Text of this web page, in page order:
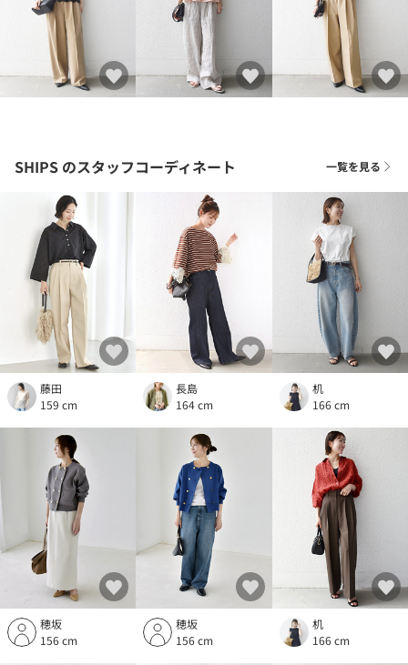
SHIPS のスタッフコーディネート 一覧を見る
藤田
159 cm
長島
164 cm
机
166 cm
穂坂
156 cm
穂坂
156 cm
机
166 cm